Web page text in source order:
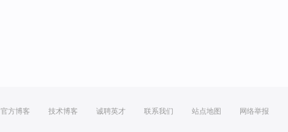
官方博客 技术博客 诚聘英才 联系我们 站点地图 网络举报